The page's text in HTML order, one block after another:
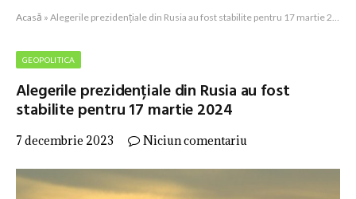
Acasă » Alegerile prezidențiale din Rusia au fost stabilite pentru 17 martie 2024
GEOPOLITICA
Alegerile prezidențiale din Rusia au fost
stabilite pentru 17 martie 2024
7 decembrie 2023 Niciun comentariu